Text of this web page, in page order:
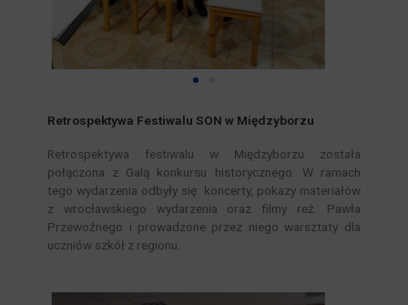
Retrospektywa Festiwalu SON w Międzyborzu
Retrospektywa festiwalu w Międzyborzu została
połączona z Galą konkursu historycznego. W ramach
tego wydarzenia odbyły się koncerty, pokazy materiałów
z wrocławskiego wydarzenia oraz filmy reż. Pawła
Przewoźnego i prowadzone przez niego warsztaty dla
uczniów szkół z regionu.